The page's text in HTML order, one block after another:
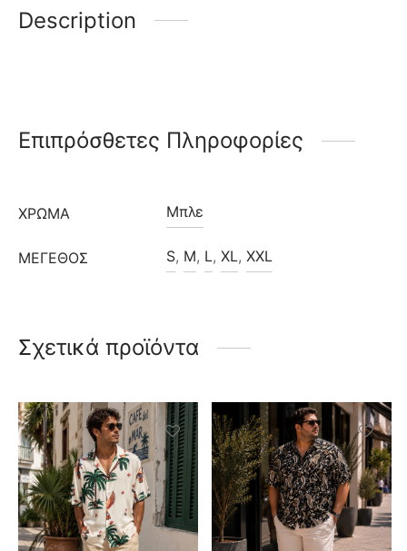
Description
Επιπρόσθετες Πληροφορίες
ΧΡΩΜΑ Μπλε
ΜΈΓΕΘΟΣ S, M, L, XL, XXL
Σχετικά προϊόντα